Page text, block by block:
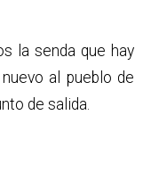
la senda que hay
al pueblo de
de salida.